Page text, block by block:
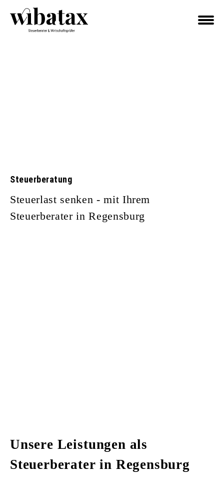
Steuerberatung
Steuerlast senken - mit Ihrem
Steuerberater in Regensburg
Unsere Leistungen als
Steuerberater in Regensburg